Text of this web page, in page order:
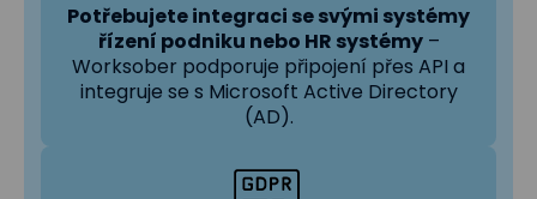
Potřebujete integraci se svými systémy
řízení podniku nebo HR systémy –
Worksober podporuje připojení přes API a
integruje se s Microsoft Active Directory
(AD).